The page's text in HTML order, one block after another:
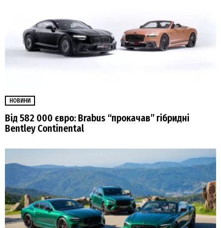
НОВИНИ
Від 582 000 євро: Brabus “прокачав” гібридні
Bentley Continental